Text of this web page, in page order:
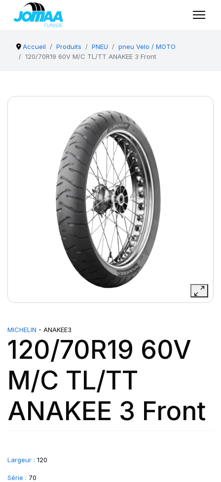
Accueil Produits PNEU
pneu Velo / MOTO
120/70R19 60V M/C TL/TT ANAKEE 3 Front
MICHELIN - ANAKEE3
120/70R19 60V
M/C TL/TT
ANAKEE 3 Front
Largeur : 120
Série : 70